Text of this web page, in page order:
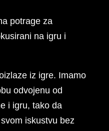
potrage za
na igru i
iz igre. Imamo
odvojenu od
i igru, tako da
iskustvu bez